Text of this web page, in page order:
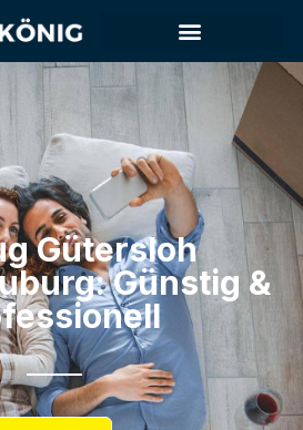
Gütersloh​
Günstig &